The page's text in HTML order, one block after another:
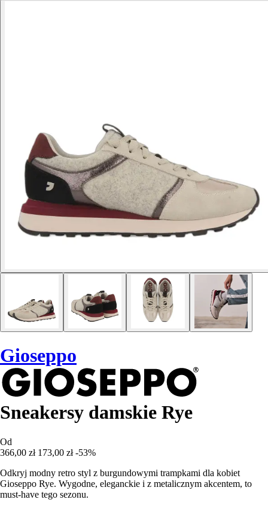
Gioseppo
Sneakersy damskie Rye
Od
366,00 zł 173,00 zł -53%
Odkryj modny retro styl z burgundowymi trampkami dla kobiet
Gioseppo Rye. Wygodne, eleganckie i z metalicznym akcentem, to
must-have tego sezonu.